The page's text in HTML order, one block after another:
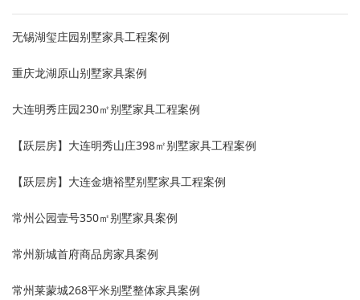
无锡湖玺庄园别墅家具工程案例
重庆龙湖原山别墅家具案例
大连明秀庄园230㎡别墅家具工程案例
【跃层房】大连明秀山庄398㎡别墅家具工程案例
【跃层房】大连金塘裕墅别墅家具工程案例
常州公园壹号350㎡别墅家具案例
常州新城首府商品房家具案例
常州莱蒙城268平米别墅整体家具案例